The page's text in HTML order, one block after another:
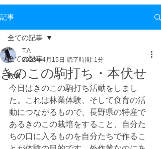
記事
全ての記事
教育
全ての記事
きのこの駒打ち・本伏せ
T.A
2023年4月15日 読了時間: 1分
今日はきのこの駒打ち活動をしまし
た。これは林業体験、そして食育の活
動につながるもので、長野県の特産で
あるきのこの栽培をすること、自分た
ちの口に入るものを自分たちで作るこ